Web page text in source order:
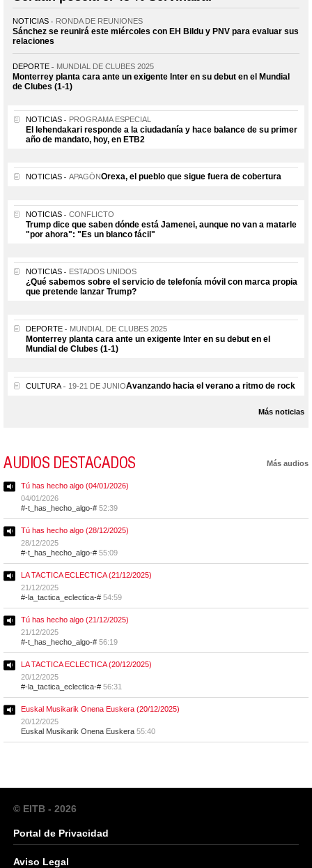
NOTICIAS RONDA DE REUNIONES
Sánchez se reunirá este miércoles con EH Bildu y PNV para evaluar sus
relaciones
DEPORTE MUNDIAL DE CLUBES 2025
Monterrey planta cara ante un exigente Inter en su debut en el Mundial
de Clubes (1-1)
NOTICIAS PROGRAMA ESPECIAL
El lehendakari responde a la ciudadanía y hace balance de su primer
año de mandato, hoy, en ETB2
NOTICIAS APAGÓNOrexa, el pueblo que sigue fuera de cobertura
NOTICIAS CONFLICTO
Trump dice que saben dónde está Jamenei, aunque no van a matarle
"por ahora": "Es un blanco fácil"
NOTICIAS ESTADOS UNIDOS
¿Qué sabemos sobre el servicio de telefonía móvil con marca propia
que pretende lanzar Trump?
DEPORTE MUNDIAL DE CLUBES 2025
Monterrey planta cara ante un exigente Inter en su debut en el
Mundial de Clubes (1-1)
CULTURA 19-21 DE JUNIOAvanzando hacia el verano a ritmo de rock
Más noticias
AUDIOS DESTACADOS Más audios
Tú has hecho algo (04/01/2026)
04/01/2026
#-t_has_hecho_algo-# 52:39
Tú has hecho algo (28/12/2025)
28/12/2025
#-t_has_hecho_algo-# 55:09
LA TACTICA ECLECTICA (21/12/2025)
21/12/2025
#-la_tactica_eclectica-# 54:59
Tú has hecho algo (21/12/2025)
21/12/2025
#-t_has_hecho_algo-# 56:19
LA TACTICA ECLECTICA (20/12/2025)
20/12/2025
#-la_tactica_eclectica-# 56:31
Euskal Musikarik Onena Euskera (20/12/2025)
20/12/2025
Euskal Musikarik Onena Euskera 55:40
© EITB - 2026
Portal de Privacidad
Aviso Legal